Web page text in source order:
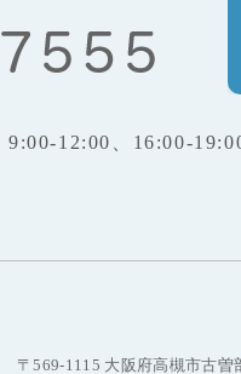
9:00-12:00、16:00-
〒569-1115 大阪府高槻市古曽